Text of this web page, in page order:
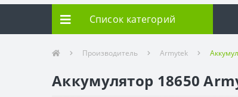
Список категорий
Производитель Armytek
Аккумулятор 18650